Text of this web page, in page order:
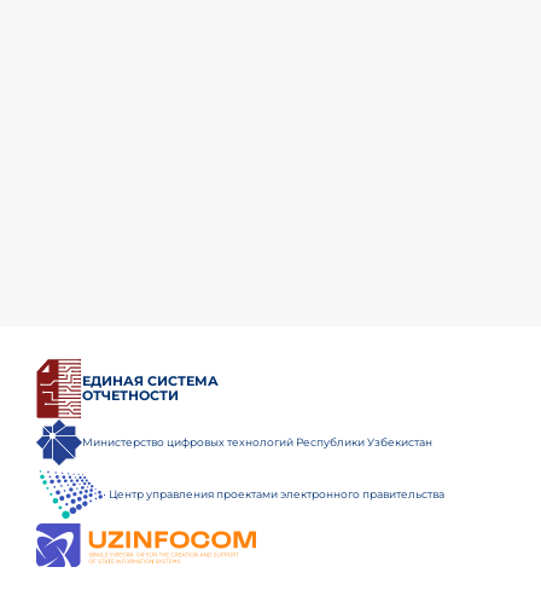
ЕДИНАЯ СИСТЕМА
ОТЧЕТНОСТИ
Министерство цифровых технологий Республики Узбекистан
Центр управления проектами электронного правительства